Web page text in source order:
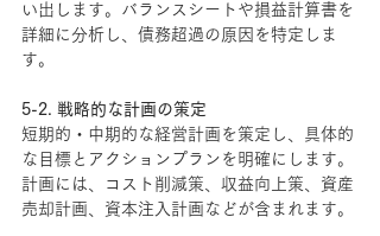
い出します。バランスシートや損益計算書を
詳細に分析し、債務超過の原因を特定しま
す。
5-2. 戦略的な計画の策定
短期的・中期的な経営計画を策定し、具体的
な目標とアクションプランを明確にします。
計画には、コスト削減策、収益向上策、資産
売却計画、資本注入計画などが含まれます。